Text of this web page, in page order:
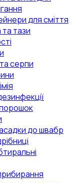
для сміття
та тази
серпи
до швабр